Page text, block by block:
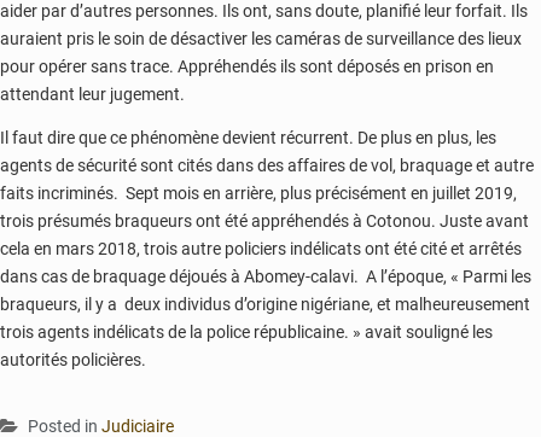
aider par d’autres personnes. Ils ont, sans doute, planifié leur forfait. Ils
auraient pris le soin de désactiver les caméras de surveillance des lieux
pour opérer sans trace. Appréhendés ils sont déposés en prison en
attendant leur jugement.
Il faut dire que ce phénomène devient récurrent. De plus en plus, les
agents de sécurité sont cités dans des affaires de vol, braquage et autre
faits incriminés. Sept mois en arrière, plus précisément en juillet 2019,
trois présumés braqueurs ont été appréhendés à Cotonou. Juste avant
cela en mars 2018, trois autre policiers indélicats ont été cité et arrêtés
dans cas de braquage déjoués à Abomey-calavi. A l’époque, « Parmi les
braqueurs, il y a deux individus d’origine nigériane, et malheureusement
trois agents indélicats de la police républicaine. » avait souligné les
autorités policières.
Posted in Judiciaire